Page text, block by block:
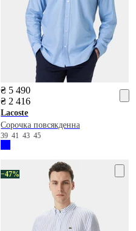
₴ 5 490
₴ 2 416
Lacoste
Сорочка повсякденна
39414345
−47%